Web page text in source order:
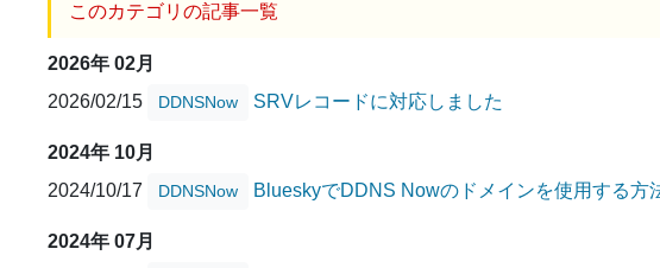
このカテゴリの記事一覧
2026年 02月
2026/02/15
DDNSNow SRVレコードに対応しました
2024年 10月
2024/10/17
DDNSNow BlueskyでDDNS Nowのドメインを使用する方
2024年 07月